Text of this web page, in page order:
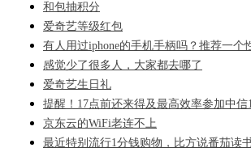
和包抽积分
爱奇艺等级红包
有人用过iphone的手机手柄吗？推荐一个
感觉少了很多人，大家都去哪了
爱奇艺生日礼
提醒！17点前还来得及最高效率参加中信
京东云的WiFi老连不上
最近特别流行1分钱购物，比方说番茄读